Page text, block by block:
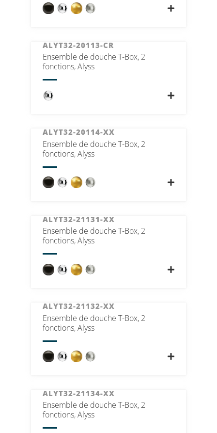
ALYT32-20113-CR
Ensemble de douche T-Box, 2
fonctions, Alyss
ALYT32-20114-XX
Ensemble de douche T-Box, 2
fonctions, Alyss
ALYT32-21131-XX
Ensemble de douche T-Box, 2
fonctions, Alyss
ALYT32-21132-XX
Ensemble de douche T-Box, 2
fonctions, Alyss
ALYT32-21134-XX
Ensemble de douche T-Box, 2
fonctions, Alyss